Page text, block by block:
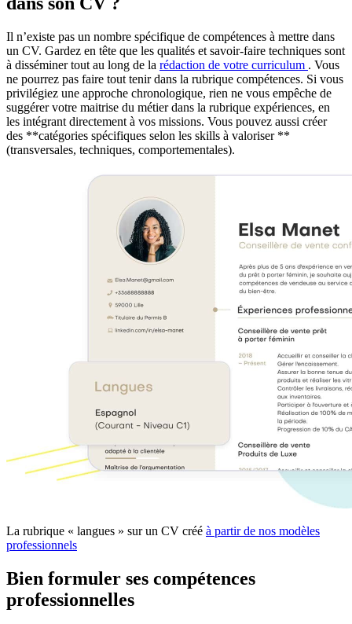
Il n’existe pas un nombre spécifique de compétences à mettre dans
un CV. Gardez en tête que les qualités et savoir-faire techniques sont
à disséminer tout au long de la rédaction de votre curriculum . Vous
ne pourrez pas faire tout tenir dans la rubrique compétences. Si vous
privilégiez une approche chronologique, rien ne vous empêche de
suggérer votre maitrise du métier dans la rubrique expériences, en
les intégrant directement à vos missions. Vous pouvez aussi créer
des **catégories spécifiques selon les skills à valoriser **
(transversales, techniques, comportementales).
La rubrique « langues » sur un CV créé à partir de nos modèles
professionnels
Bien formuler ses compétences
professionnelles